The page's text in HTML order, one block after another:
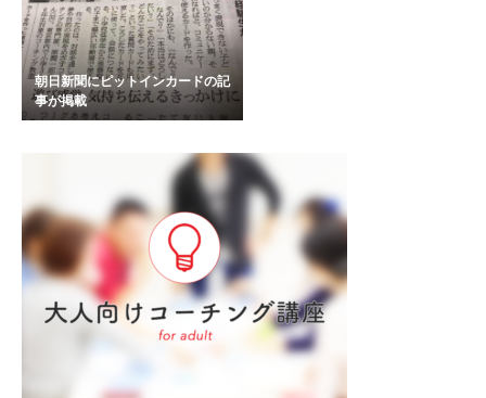
朝日新聞にピットインカードの記
事が掲載